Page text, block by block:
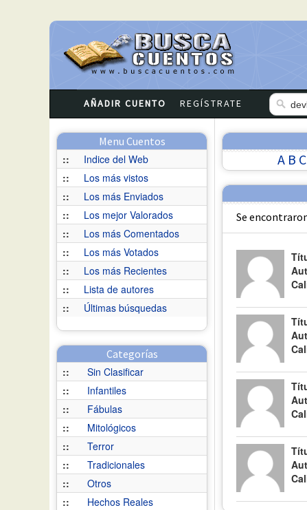
AÑADIR CUENTO REGÍSTRATE
Menu Cuentos
::
Indice del Web
::
Los más vistos
::
Los más Enviados
::
Los mejor Valorados
::
Los más Comentados
::
Los más Votados
::
Los más Recientes
::
Lista de autores
::
Últimas búsquedas
Categorías
::
Sin Clasificar
::
Infantiles
::
Fábulas
::
Mitológicos
::
Terror
::
Tradicionales
::
Otros
::
Hechos Reales
A B C
Se